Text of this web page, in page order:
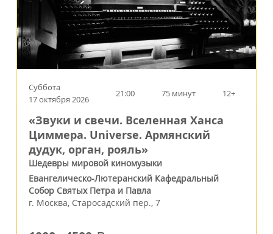
Суббота
17 октября 2026
21:00 75 минут 12+
«Звуки и свечи. Вселенная Ханса
Циммера. Universe. Армянский
дудук, орган, рояль»
Шедевры мировой киномузыки
Евангелическо-Лютеранский Кафедральный
Собор Святых Петра и Павла
г. Москва, Старосадский пер., 7